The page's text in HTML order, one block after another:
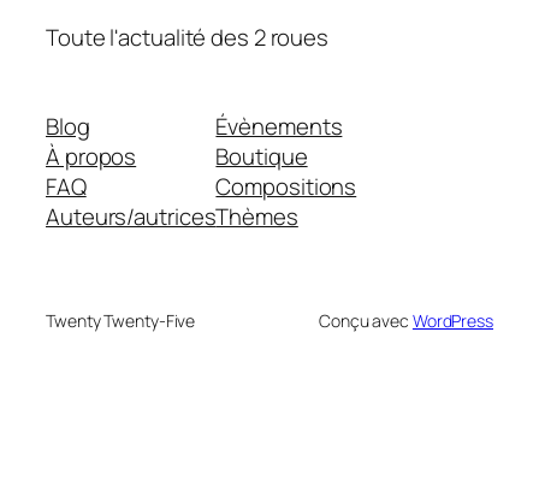
Toute l'actualité des 2 roues
Blog
À propos
FAQ
Auteurs/autrices
Évènements
Boutique
Compositions
Thèmes
Twenty Twenty-Five Conçu avec WordPress